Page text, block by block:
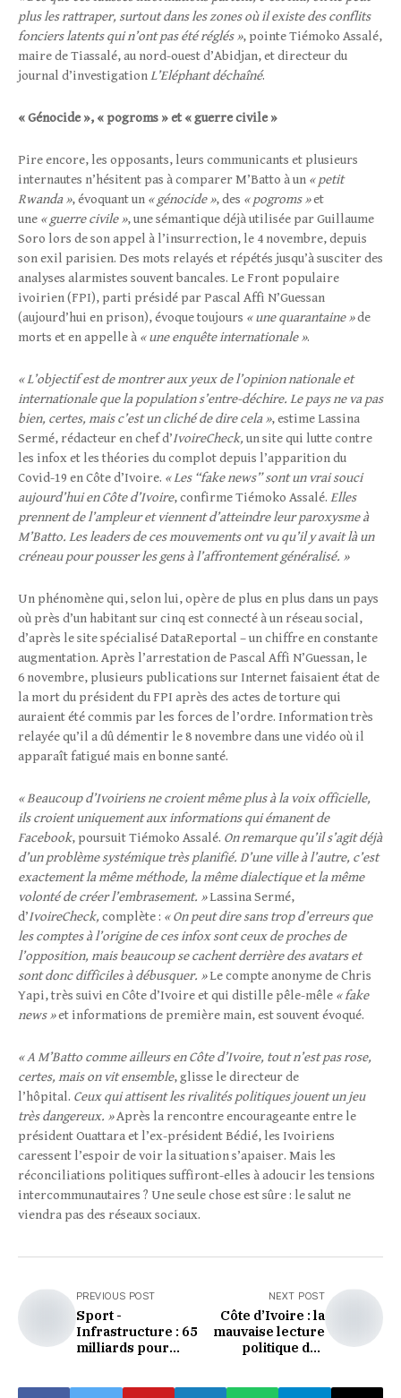
plus les rattraper, surtout dans les zones où il existe des conflits
fonciers latents qui n’ont pas été réglés », pointe Tiémoko Assalé,
maire de Tiassalé, au nord-ouest d’Abidjan, et directeur du
journal d’investigationL’Eléphant déchaîné.
« Génocide », « pogroms » et « guerre civile »
Pire encore, les opposants, leurs communicants et plusieurs
internautes n’hésitent pas à comparer M’Batto à un « petit
Rwanda », évoquant un « génocide », des « pogroms »et
une « guerre civile », une sémantique déjà utilisée par Guillaume
Soro lors de son appel à l’insurrection, le 4 novembre, depuis
son exil parisien. Des mots relayés et répétés jusqu’à susciter des
analyses alarmistes souvent bancales. Le Front populaire
ivoirien (FPI), parti présidé par Pascal Affi N’Guessan
(aujourd’hui en prison), évoque toujours « une quarantaine »de
morts et en appelle à « une enquête internationale ».
« L’objectif est de montrer aux yeux de l’opinion nationale et
internationale que la population s’entre-déchire. Le pays ne va pas
bien, certes, mais c’est un cliché de dire cela », estime Lassina
Sermé, rédacteur en chef d’IvoireCheck, un site qui lutte contre
les infox et les théories du complot depuis l’apparition du
Covid-19 en Côte d’Ivoire. « Les “fake news” sont un vrai souci
aujourd’hui en Côte d’Ivoire, confirme Tiémoko Assalé. Elles
prennent de l’ampleur et viennent d’atteindre leur paroxysme à
M’Batto. Les leaders de ces mouvements ont vu qu’il y avait là un
créneau pour pousser les gens à l’affrontement généralisé. »
Un phénomène qui, selon lui, opère de plus en plus dans un pays
où près d’un habitant sur cinq est connecté à un réseau social,
d’après le site spécialisé DataReportal – un chiffre en constante
augmentation. Après l’arrestation de Pascal Affi N’Guessan, le
6 novembre, plusieurs publications sur Internet faisaient état de
la mort du président du FPI après des actes de torture qui
auraient été commis par les forces de l’ordre. Information très
relayée qu’il a dû démentir le 8 novembre dans une vidéo où il
apparaît fatigué mais en bonne santé.
« Beaucoup d’Ivoiriens ne croient même plus à la voix officielle,
ils croient uniquement aux informations qui émanent de
Facebook, poursuit Tiémoko Assalé. On remarque qu’il s’agit déjà
d’un problème systémique très planifié. D’une ville à l’autre, c’est
exactement la même méthode, la même dialectique et la même
volonté de créer l’embrasement. »Lassina Sermé,
d’IvoireCheck, complète : « On peut dire sans trop d’erreurs que
les comptes à l’origine de ces infox sont ceux de proches de
l’opposition, mais beaucoup se cachent derrière des avatars et
sont donc difficiles à débusquer. »Le compte anonyme de Chris
Yapi, très suivi en Côte d’Ivoire et qui distille pêle-mêle « fake
news »et informations de première main, est souvent évoqué.
« A M’Batto comme ailleurs en Côte d’Ivoire, tout n’est pas rose,
certes, mais on vit ensemble, glisse le directeur de
l’hôpital. Ceux qui attisent les rivalités politiques jouent un jeu
très dangereux. »Après la rencontre encourageante entre le
président Ouattara et l’ex-président Bédié, les Ivoiriens
caressent l’espoir de voir la situation s’apaiser. Mais les
réconciliations politiques suffiront-elles à adoucir les tensions
intercommunautaires ? Une seule chose est sûre : le salut ne
viendra pas des réseaux sociaux.
PREVIOUS POST
Sport -
Infrastructure : 65
milliards pour
NEXT POST
Côte d’Ivoire : la
mauvaise lecture
politique des